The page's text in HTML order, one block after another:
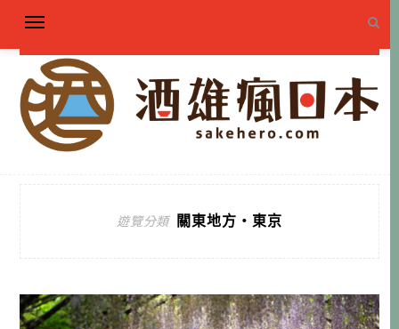
遊覽分類 關東地方・東京